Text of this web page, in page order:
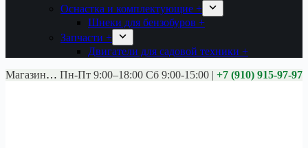
Оснастка и комплектующие +
Шнеки для бензобуров +
Запчасти +
Двигатели для садовой техники +
Магазины: Калуга ул. Московская д.113
Пн-Пт 9:00–18:00 Сб 9:00-15:00 | +7 (910) 915-97-97